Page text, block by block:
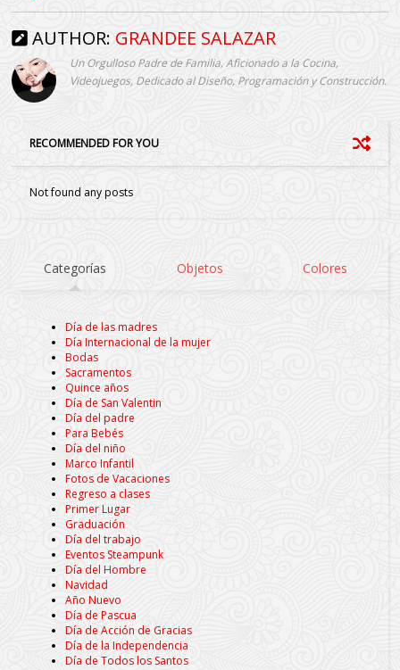
AUTHOR: GRANDEE SALAZAR
Un Orgulloso Padre de Familia, Aficionado a la Cocina,
Videojuegos, Dedicado al Diseño, Programación y Construcción.
RECOMMENDED FOR YOU
Not found any posts
Categorías Objetos Colores
Día de las madres
Día Internacional de la mujer
Bodas
Sacramentos
Quince años
Día de San Valentin
Día del padre
Para Bebés
Día del niño
Marco Infantil
Fotos de Vacaciones
Regreso a clases
Primer Lugar
Graduación
Día del trabajo
Eventos Steampunk
Día del Hombre
Navidad
Año Nuevo
Día de Pascua
Día de Acción de Gracias
Día de la Independencia
Día de Todos los Santos